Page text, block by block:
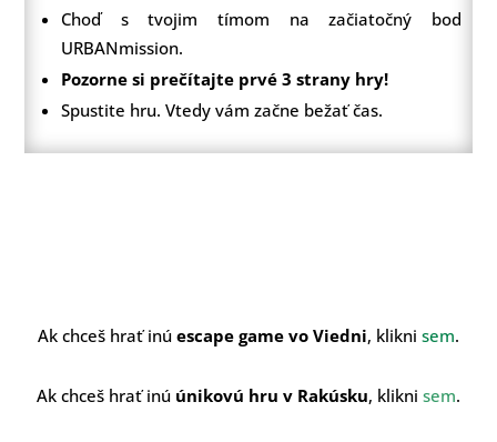
Choď s tvojim tímom na začiatočný bod
URBANmission.
Pozorne si prečítajte prvé 3 strany hry!
Spustite hru. Vtedy vám začne bežať čas.
Ak chceš hrať inú escape game vo Viedni, klikni sem.
Ak chceš hrať inú únikovú hru v Rakúsku, klikni sem.